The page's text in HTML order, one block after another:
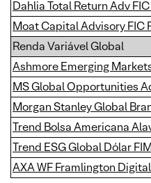
Dahlia Total Return Adv
Moat Capital Advisory FIC
Renda Variável Global
Ashmore Emerging
MS Global Opportunities
Morgan Stanley Global
Trend Bolsa Americana
Trend ESG Global Dólar
AXA WF Framlington